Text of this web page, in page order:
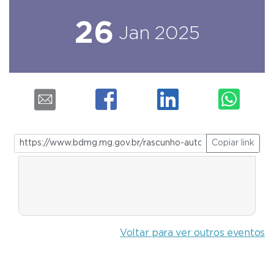
26 Jan 2025
Copiar link
Voltar para ver outros eventos